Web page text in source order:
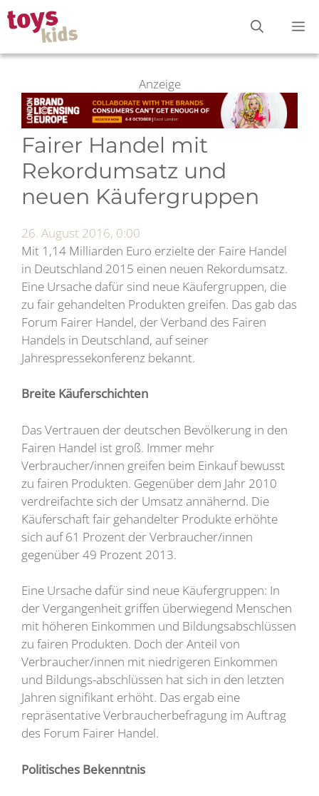
Zum
Inhalt
springen
Anzeige
Fairer Handel mit
Rekordumsatz und
neuen Käufergruppen
26. August 2016, 0:00
Mit 1,14 Milliarden Euro erzielte der Faire Handel
in Deutschland 2015 einen neuen Rekordumsatz.
Eine Ursache dafür sind neue Käufergruppen, die
zu fair gehandelten Produkten greifen. Das gab das
Forum Fairer Handel, der Verband des Fairen
Handels in Deutschland, auf seiner
Jahrespressekonferenz bekannt.
Breite Käuferschichten
Das Vertrauen der deutschen Bevölkerung in den
Fairen Handel ist groß. Immer mehr
Verbraucher/innen greifen beim Einkauf bewusst
zu fairen Produkten. Gegenüber dem Jahr 2010
verdreifachte sich der Umsatz annähernd. Die
Käuferschaft fair gehandelter Produkte erhöhte
sich auf 61 Prozent der Verbraucher/innen
gegenüber 49 Prozent 2013.
Eine Ursache dafür sind neue Käufergruppen: In
der Vergangenheit griffen überwiegend Menschen
mit höheren Einkommen und Bildungsabschlüssen
zu fairen Produkten. Doch der Anteil von
Verbraucher/innen mit niedrigeren Einkommen
und Bildungs-abschlüssen hat sich in den letzten
Jahren signifikant erhöht. Das ergab eine
repräsentative Verbraucherbefragung im Auftrag
des Forum Fairer Handel.
Politisches Bekenntnis